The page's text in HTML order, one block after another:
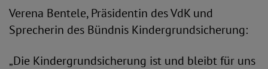
Verena Bentele, Präsidentin des VdK und
Sprecherin des Bündnis Kindergrundsicherung:
„Die Kindergrundsicherung ist und bleibt für uns